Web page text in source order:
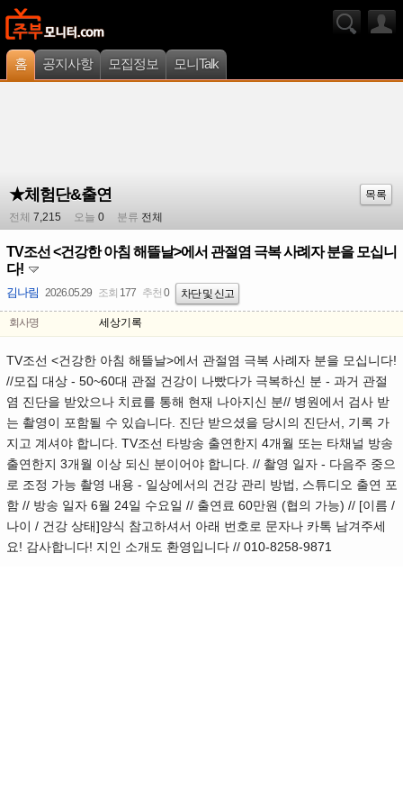
홈 공지사항 모집정보 모니Talk
★체험단&출연
목록
전체 7,215 오늘 0 분류 전체
TV조선 <건강한 아침 해뜰날>에서 관절염 극복 사례자 분을 모십니
다!
김나림 2026.05.29 조회 177 추천 0 차단 및 신고
회사명 세상기록
TV조선 <건강한 아침 해뜰날>에서 관절염 극복 사례자 분을 모십니다!
​// ​모집 대상 - 50~60대 관절 건강이 나빴다가 극복하신 분 - 과거 관절
염 진단을 받았으나 치료를 통해 현재 나아지신 분 ​// 병원에서 검사 받
는 촬영이 포함될 수 있습니다. 진단 받으셨을 당시의 진단서, 기록 가
지고 계셔야 합니다. TV조선 타방송 출연한지 4개월 또는 타채널 방송
출연한지 3개월 이상 되신 분이어야 합니다. ​ //​ 촬영 일자 - 다음주 중으
로 조정 가능 촬영 내용 - 일상에서의 건강 관리 방법, 스튜디오 출연 포
함 ​//​ 방송 일자 6월 24일 수요일 ​​// 출연료 60만원 (협의 가능)​ // ​ [이름 /
나이 / 건강 상태]​양식 참고하셔서 아래 번호로 문자나 카톡 남겨주세
요! 감사합니다! 지인 소개도 환영입니다 // 010-8258-9871